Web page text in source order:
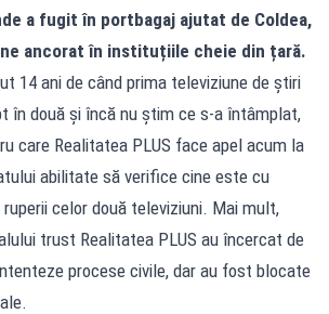
a fugit în portbagaj ajutat de Coldea,
ancorat în instituțiile cheie din țară.
14 ani de când prima televiziune de știri
în două și încă nu știm ce s-a întâmplat,
care Realitatea PLUS face apel acum la
abilitate să verifice cine este cu
celor două televiziuni. Mai mult,
trust Realitatea PLUS au încercat de
procese civile, dar au fost blocate